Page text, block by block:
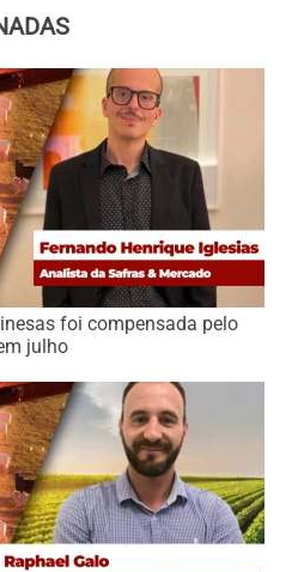
foi compensada pelo
julho